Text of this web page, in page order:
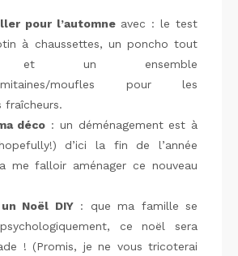
pour l’automneavec : le test
à chaussettes, un poncho tout
et un ensemble
mitaines/moufles pour les
fraîcheurs.
déco : un déménagement est à
d’ici la fin de l’année
me falloir aménager ce nouveau
un Noël DIY: que ma famille se
ce noël sera
! (Promis, je ne vous tricoterai